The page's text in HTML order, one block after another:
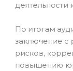
деятельности
По итогам
заключение с
рисков,
повышению